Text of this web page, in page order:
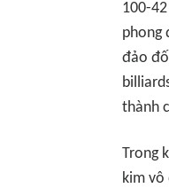
100-
phong
đảo
thành
Trong
kim vô